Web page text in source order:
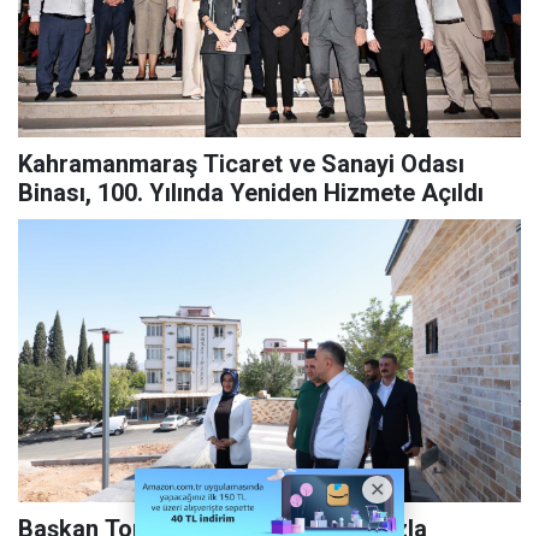
Kahramanmaraş Ticaret ve Sanayi Odası
Binası, 100. Yılında Yeniden Hizmete Açıldı
Başkan Toptaş Tasarım Parklarımızla